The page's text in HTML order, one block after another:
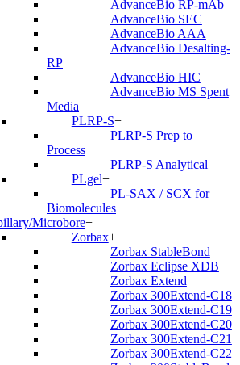
AdvanceBio RP-mAb
AdvanceBio SEC
AdvanceBio AAA
AdvanceBio Desalting-
RP
AdvanceBio HIC
AdvanceBio MS Spent
Media
PLRP-S+
PLRP-S Prep to
Process
PLRP-S Analytical
PLgel+
PL-SAX / SCX for
Biomolecules
Microbore+
Zorbax+
Zorbax StableBond
Zorbax Eclipse XDB
Zorbax Extend
Zorbax 300Extend-C18
Zorbax 300Extend-C19
Zorbax 300Extend-C20
Zorbax 300Extend-C21
Zorbax 300Extend-C22